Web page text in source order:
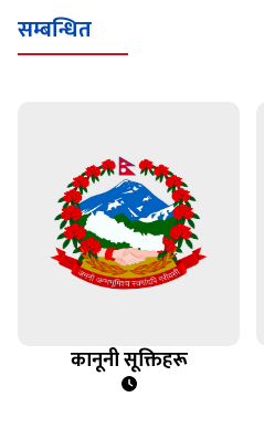
सम्बन्धित
कानूनी सूक्तिहरू